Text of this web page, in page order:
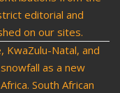
editorial and
on our sites.
KwaZulu-Natal, and
as a new
South African